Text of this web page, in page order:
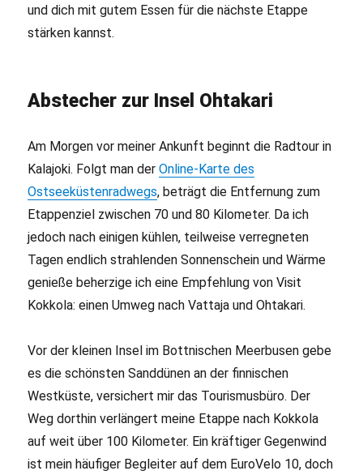
und dich mit gutem Essen für die nächste Etappe
stärken kannst.
Abstecher zur Insel Ohtakari
Am Morgen vor meiner Ankunft beginnt die Radtour in
Kalajoki. Folgt man derOnline-Karte des
Ostseeküstenradwegs, beträgt die Entfernung zum
Etappenziel zwischen 70 und 80 Kilometer. Da ich
jedoch nach einigen kühlen, teilweise verregneten
Tagen endlich strahlenden Sonnenschein und Wärme
genieße beherzige ich eine Empfehlung von Visit
Kokkola: einen Umweg nach Vattaja und Ohtakari.
Vor der kleinen Insel im Bottnischen Meerbusen gebe
es die schönsten Sanddünen an der finnischen
Westküste, versichert mir das Tourismusbüro. Der
Weg dorthin verlängert meine Etappe nach Kokkola
auf weit über 100 Kilometer. Ein kräftiger Gegenwind
ist mein häufiger Begleiter auf dem EuroVelo 10, doch